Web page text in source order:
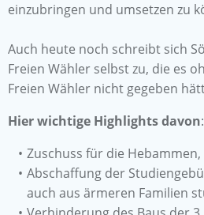
einzubringen und umsetzen zu
Auch heute noch schreibt sich
Freien Wähler selbst zu, die es
Freien Wähler nicht gegeben
Hier wichtige Highlights davon:
Zuschuss für die Hebammen,
Abschaffung der
auch aus ärmeren Familien